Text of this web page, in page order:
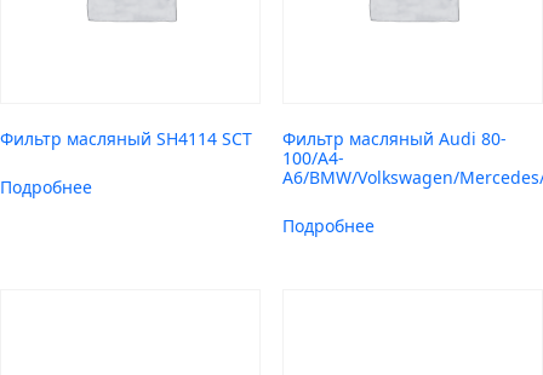
Фильтр масляный SH4114 SCT
Подробнее
Фильтр масляный Audi 80-
100/A4-
A6/BMW/Volkswagen/
Подробнее